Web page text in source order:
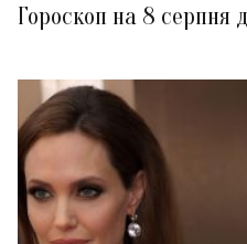
Гороскоп на 8 серпня